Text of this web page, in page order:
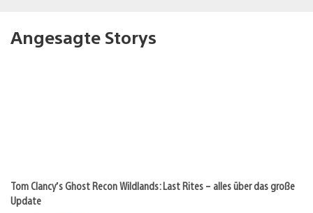
Angesagte Storys
Tom Clancy’s Ghost Recon Wildlands: Last Rites – alles über das große
Update